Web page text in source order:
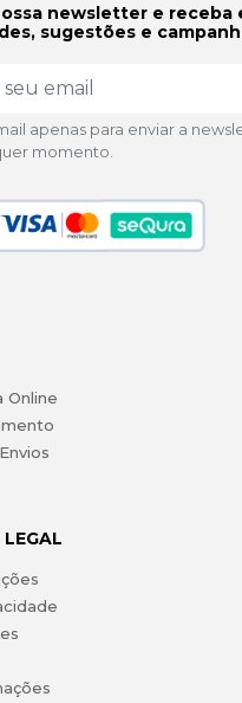
newsletter e receba
sugestões e
apenas para enviar a
momento.
Online